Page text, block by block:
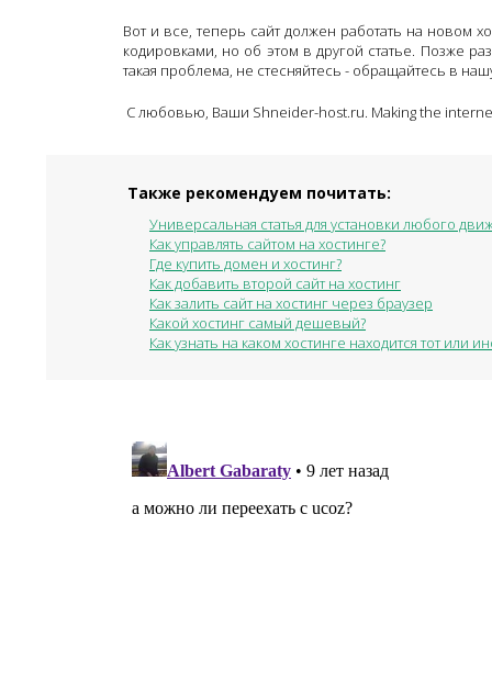
Вот и все, теперь сайт должен работать на новом
кодировками, но об этом в другой статье. Позже
такая проблема, не стесняйтесь - обращайтесь в
С любовью, Ваши Shneider-host.ru. Making the
Также рекомендуем почитать:
Универсальная статья для установки любого
Как управлять сайтом на хостинге?
Где купить домен и хостинг?
Как добавить второй сайт на хостинг
Как залить сайт на хостинг через браузер
Какой хостинг самый дешевый?
Как узнать на каком хостинге находится тот или